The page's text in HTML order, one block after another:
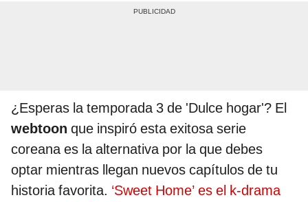
¿Esperas la temporada 3 de 'Dulce hogar'? El
webtoon que inspiró esta exitosa serie
coreana es la alternativa por la que debes
optar mientras llegan nuevos capítulos de tu
historia favorita. ‘Sweet Home’ es el k-drama